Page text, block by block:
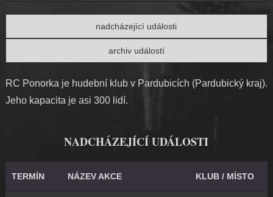
nadcházející události
archiv událostí
RC Ponorka je hudební klub v Pardubicích (Pardubický kraj).
Jeho kapacita je asi 300 lidí.
NADCHÁZEJÍCÍ UDÁLOSTI
TERMÍN NÁZEV AKCE KLUB / MÍSTO